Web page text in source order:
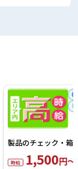
高
未経
のチェック・箱詰め/
1,500円～